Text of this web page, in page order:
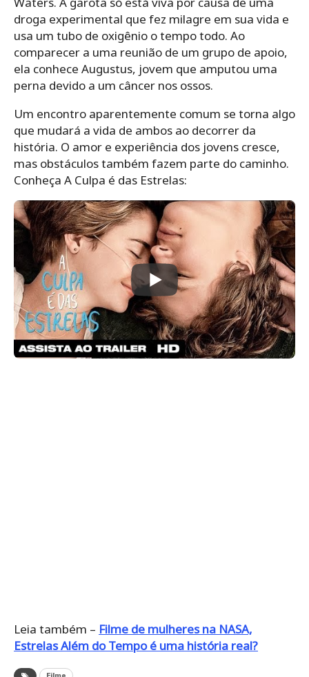
droga experimental que fez milagre em sua vida e
usa um tubo de oxigênio o tempo todo. Ao
comparecer a uma reunião de um grupo de apoio,
ela conhece Augustus, jovem que amputou uma
perna devido a um câncer nos ossos.
Um encontro aparentemente comum se torna algo
que mudará a vida de ambos ao decorrer da
história. O amor e experiência dos jovens cresce,
mas obstáculos também fazem parte do caminho.
Conheça A Culpa é das Estrelas:
Leia também – Filme de mulheres na NASA,
Estrelas Além do Tempo é uma história real?